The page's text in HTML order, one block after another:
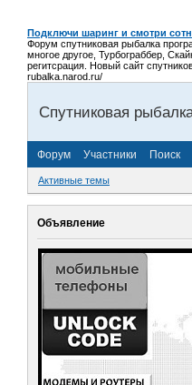
Подключи шаринг и смотри
Форум спутниковая рыбалка
многое другое, Турбограббер,
регитсрация. Новый сайт
rubalka.narod.ru/
Спутниковая
Форум Участники Поиск
Активные темы
Объявление